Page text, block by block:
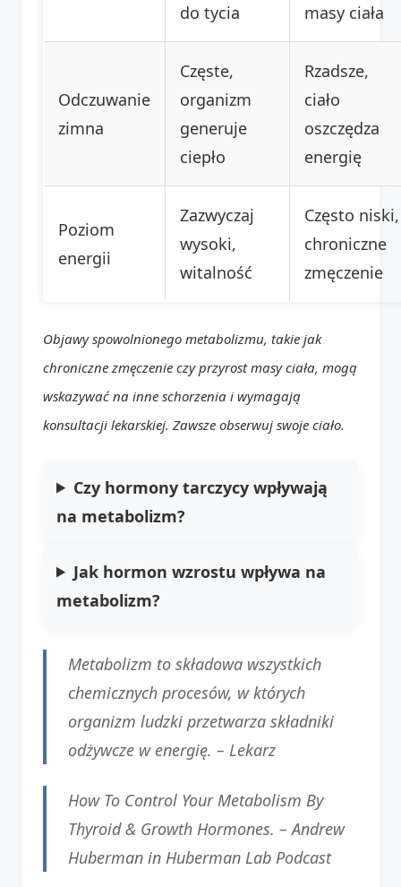
do tycia masy ciała
Odczuwanie
zimna
Częste,
organizm
generuje
ciepło
Rzadsze,
ciało
oszczędza
energię
Poziom
energii
Zazwyczaj
wysoki,
witalność
Często niski,
chroniczne
zmęczenie
Objawy spowolnionego metabolizmu, takie jak
chroniczne zmęczenie czy przyrost masy ciała, mogą
wskazywać na inne schorzenia i wymagają
konsultacji lekarskiej. Zawsze obserwuj swoje ciało.
Czy hormony tarczycy wpływają
na metabolizm?
Jak hormon wzrostu wpływa na
metabolizm?
Metabolizm to składowa wszystkich
chemicznych procesów, w których
organizm ludzki przetwarza składniki
odżywcze w energię. – Lekarz
How To Control Your Metabolism By
Thyroid & Growth Hormones. –Andrew
Huberman in Huberman Lab Podcast